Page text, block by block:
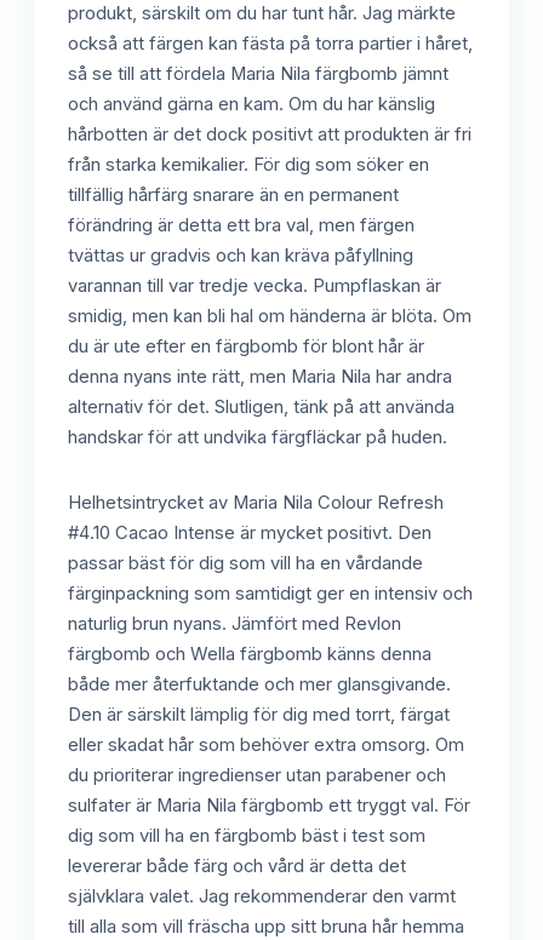
produkt, särskilt om du har tunt hår. Jag märkte
också att färgen kan fästa på torra partier i håret,
så se till att fördela Maria Nila färgbomb jämnt
och använd gärna en kam. Om du har känslig
hårbotten är det dock positivt att produkten är fri
från starka kemikalier. För dig som söker en
tillfällig hårfärg snarare än en permanent
förändring är detta ett bra val, men färgen
tvättas ur gradvis och kan kräva påfyllning
varannan till var tredje vecka. Pumpflaskan är
smidig, men kan bli hal om händerna är blöta. Om
du är ute efter en färgbomb för blont hår är
denna nyans inte rätt, men Maria Nila har andra
alternativ för det. Slutligen, tänk på att använda
handskar för att undvika färgfläckar på huden.
Helhetsintrycket av Maria Nila Colour Refresh
#4.10 Cacao Intense är mycket positivt. Den
passar bäst för dig som vill ha en vårdande
färginpackning som samtidigt ger en intensiv och
naturlig brun nyans. Jämfört med Revlon
färgbomb och Wella färgbomb känns denna
både mer återfuktande och mer glansgivande.
Den är särskilt lämplig för dig med torrt, färgat
eller skadat hår som behöver extra omsorg. Om
du prioriterar ingredienser utan parabener och
sulfater är Maria Nila färgbomb ett tryggt val. För
dig som vill ha en färgbomb bäst i test som
levererar både färg och vård är detta det
självklara valet. Jag rekommenderar den varmt
till alla som vill fräscha upp sitt bruna hår hemma